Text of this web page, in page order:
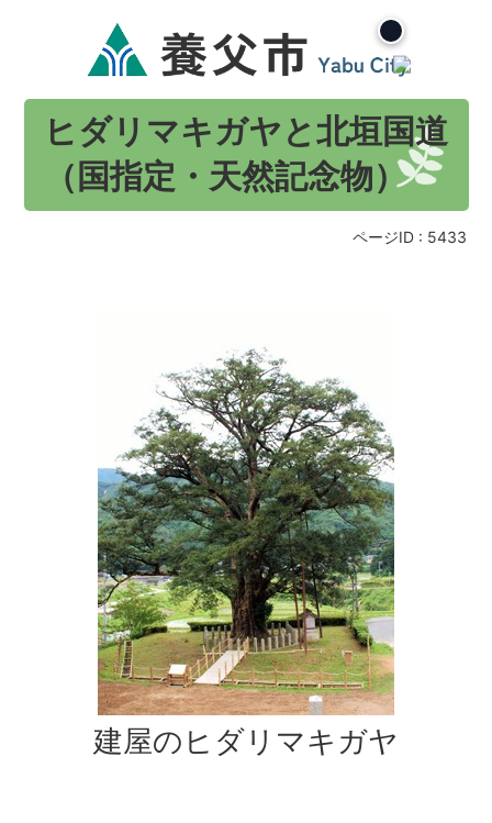
ヒダリマキガヤと北垣国道
（国指定・天然記念物）
ページID : 5433
建屋のヒダリマキガヤ